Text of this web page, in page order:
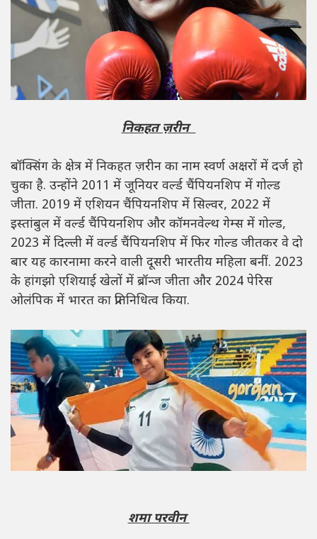
निकहत ज़रीन
बॉक्सिंग के क्षेत्र में निकहत ज़रीन का नाम स्वर्ण अक्षरों में दर्ज हो
चुका है. उन्होंने 2011 में जूनियर वर्ल्ड चैंपियनशिप में गोल्ड
जीता. 2019 में एशियन चैंपियनशिप में सिल्वर, 2022 में
इस्तांबुल में वर्ल्ड चैंपियनशिप और कॉमनवेल्थ गेम्स में गोल्ड,
2023 में दिल्ली में वर्ल्ड चैंपियनशिप में फिर गोल्ड जीतकर वे दो
बार यह कारनामा करने वाली दूसरी भारतीय महिला बनीं. 2023
के हांगझो एशियाई खेलों में ब्रॉन्ज जीता और 2024 पेरिस
ओलंपिक में भारत का प्रतिनिधित्व किया.
शमा परवीन